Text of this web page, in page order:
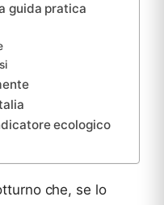
guida pratica
ecologico
che, se lo